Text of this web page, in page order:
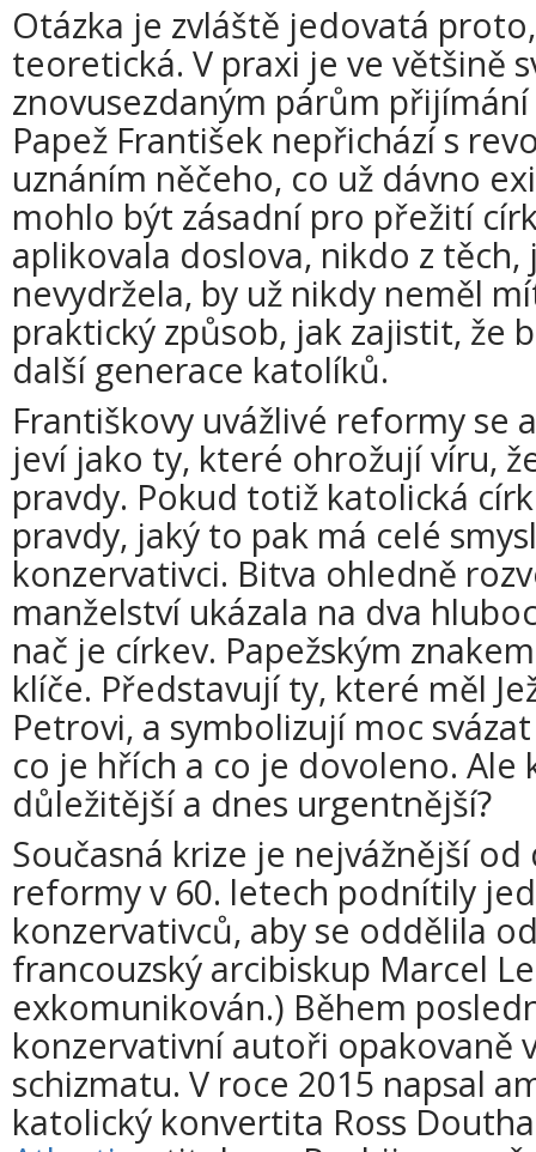
Otázka je zvláště jedovatá
teoretická. V praxi je ve většině
znovusezdaným párům
Papež František nepřichází s
uznáním něčeho, co už dávno
mohlo být zásadní pro přežití
aplikovala doslova, nikdo z
nevydržela, by už nikdy neměl
praktický způsob, jak zajistit, že
další generace katolíků.
Františkovy uvážlivé reformy se
jeví jako ty, které ohrožují víru,
pravdy. Pokud totiž katolická
pravdy, jaký to pak má celé
konzervativci. Bitva ohledně
manželství ukázala na dva
nač je církev. Papežským
klíče. Představují ty, které měl
Petrovi, a symbolizují moc
co je hřích a co je dovoleno. Ale
důležitější a dnes urgentnější?
Současná krize je nejvážnější
reformy v 60. letech podnítily
konzervativců, aby se oddělila
francouzský arcibiskup Marcel
exkomunikován.) Během
konzervativní autoři opakovaně
schizmatu. V roce 2015 napsal
katolický konvertita Ross